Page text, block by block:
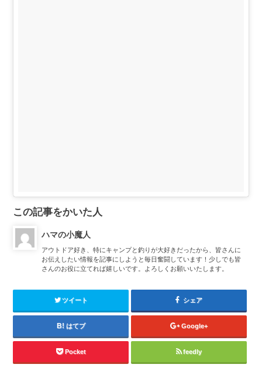
この記事をかいた人
ハマの小魔人
アウトドア好き、特にキャンプと釣りが大好きだったから、皆さんに
お伝えしたい情報を記事にしようと毎日奮闘しています！少しでも皆
さんのお役に立てれば嬉しいです。よろしくお願いいたします。
ツイート シェア
はてブ Google+
Pocket feedly